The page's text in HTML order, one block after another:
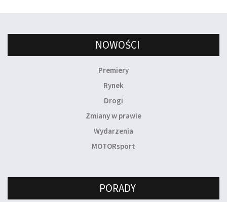
NOWOŚCI
Premiery
Rynek
Drogi
Zmiany w prawie
Wydarzenia
MOTORsport
PORADY